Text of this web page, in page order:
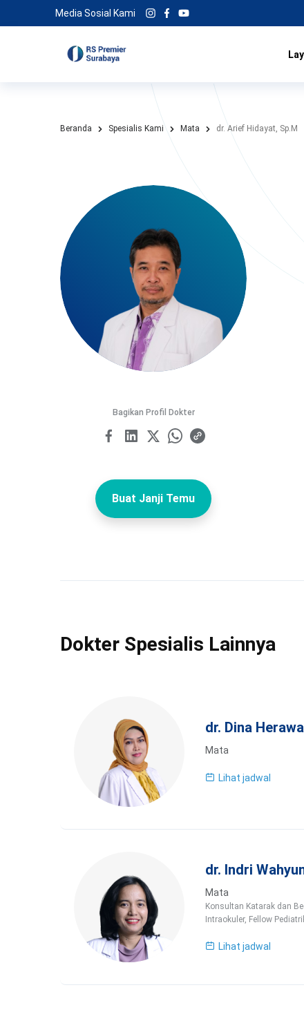
Media Sosial Kami
Beranda Spesialis Kami Mata dr. Arief Hidayat, Sp.M
Bagikan Profil Dokter
Buat Janji Temu
Dokter Spesialis Lainnya
dr. Dina
Mata
Lihat jadwal
dr. Indri
Mata
Konsultan Katarak dan
Intraokuler, Fellow
Lihat jadwal